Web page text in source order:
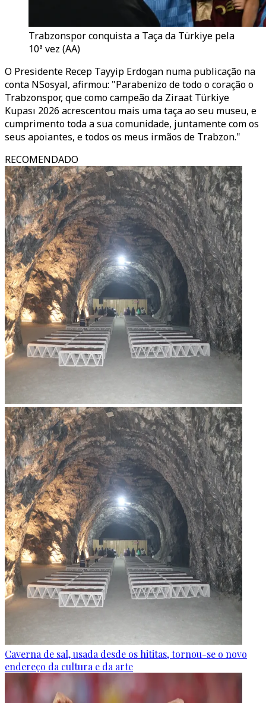
Trabzonspor conquista a Taça da Türkiye pela
10ª vez (AA)
O Presidente Recep Tayyip Erdogan numa publicação na
conta NSosyal, afirmou: "Parabenizo de todo o coração o
Trabzonspor, que como campeão da Ziraat Türkiye
Kupası 2026 acrescentou mais uma taça ao seu museu, e
cumprimento toda a sua comunidade, juntamente com os
seus apoiantes, e todos os meus irmãos de Trabzon."
RECOMENDADO
Caverna de sal, usada desde os hititas, tornou-se o novo
endereço da cultura e da arte